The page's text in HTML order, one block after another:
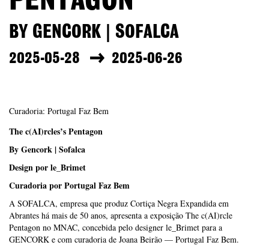
BY GENCORK | SOFALCA
2025-05-28 2025-06-26
Curadoria: Portugal Faz Bem
The c(AI)rcles’s Pentagon
By Gencork | Sofalca
Design por le_Brimet
Curadoria por Portugal Faz Bem
A SOFALCA, empresa que produz Cortiça Negra Expandida em
Abrantes há mais de 50 anos, apresenta a exposição The c(AI)rcle
Pentagon no MNAC, concebida pelo designer le_Brimet para a
GENCORK e com curadoria de Joana Beirão — Portugal Faz Bem.